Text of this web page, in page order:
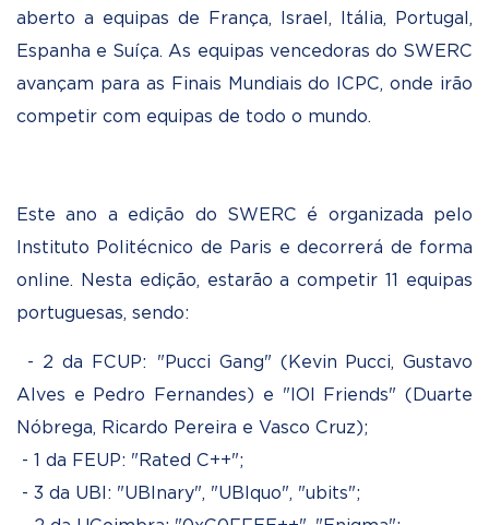
aberto a equipas de França, Israel, Itália, Portugal,
Espanha e Suíça. As equipas vencedoras do SWERC
avançam para as Finais Mundiais do ICPC, onde irão
competir com equipas de todo o mundo.
Este ano a edição do SWERC é organizada pelo
Instituto Politécnico de Paris e decorrerá de forma
online. Nesta edição, estarão a competir 11 equipas
portuguesas, sendo:
- 2 da FCUP: "Pucci Gang" (Kevin Pucci, Gustavo
Alves e Pedro Fernandes) e "IOI Friends" (Duarte
Nóbrega, Ricardo Pereira e Vasco Cruz);
- 1 da FEUP: "Rated C++";
- 3 da UBI: "UBInary", "UBIquo", "ubits";